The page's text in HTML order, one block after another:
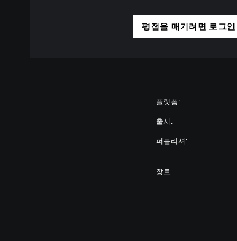
평점을 매기려면 로그인
플랫폼:
출시:
퍼블리셔:
장르: